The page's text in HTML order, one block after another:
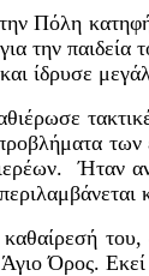
Πόλη
την
και ίδρυσε
των
Ήταν
Όρος.